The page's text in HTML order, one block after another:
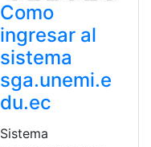
Como
ingresar al
sistema
sga.unemi.e
du.ec
Sistema